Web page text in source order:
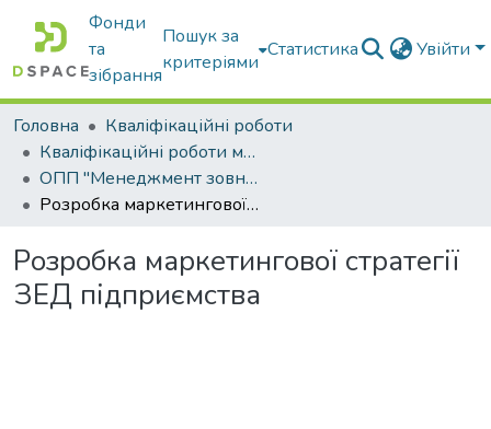
Фонди
та
зібрання
Пошук за
критеріями
Статистика Увійти
Головна
Кваліфікаційні роботи
Кваліфікаційні роботи магістрів
ОПП "Менеджмент зовнішньоекономічної діяльності"
Розробка маркетингової стратегії ЗЕД підприємства
Розробка маркетингової стратегії
ЗЕД підприємства